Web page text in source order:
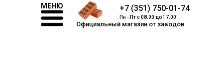
Официальный магазин от заводов
МЕНЮ +7 (351) 750-01-74
Пн - Пт с 08.00 до 17.00